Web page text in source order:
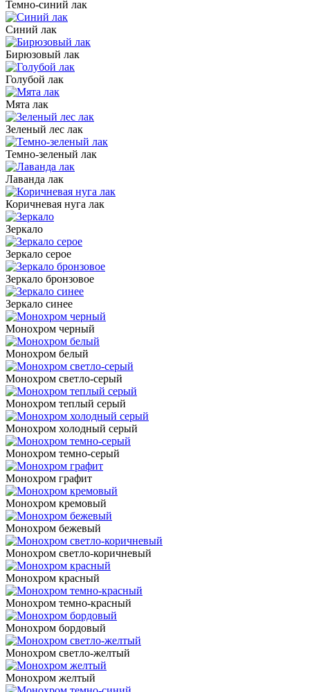
Темно-синий лак
Синий лак
Бирюзовый лак
Голубой лак
Мята лак
Зеленый лес лак
Темно-зеленый лак
Лаванда лак
Коричневая нуга лак
Зеркало
Зеркало серое
Зеркало бронзовое
Зеркало синее
Монохром черный
Монохром белый
Монохром светло-серый
Монохром теплый серый
Монохром холодный серый
Монохром темно-серый
Монохром графит
Монохром кремовый
Монохром бежевый
Монохром светло-коричневый
Монохром красный
Монохром темно-красный
Монохром бордовый
Монохром светло-желтый
Монохром желтый